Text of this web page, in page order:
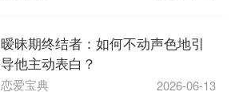
暧昧期终结者：如何不动声色地引
导他主动表白？
恋爱宝典 2026-06-13